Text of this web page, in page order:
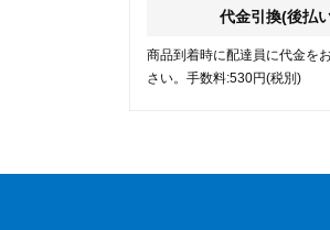
代金引換(後払
商品到着時に配達員に代金を
さい。手数料:530円(税別)